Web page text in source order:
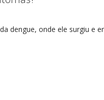
dengue, onde ele surgiu e